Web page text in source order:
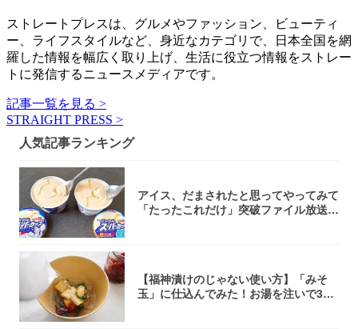
ストレートプレスは、グルメやファッション、ビューティ
ー、ライフスタイルなど、身近なカテゴリで、日本全国を網
羅した情報を幅広く取り上げ、生活に役立つ情報をストレー
トに発信するニュースメディアです。
記事一覧を見る >
STRAIGHT PRESS >
人気記事ランキング
アイス、だまされたと思ってやってみて
「たったこれだけ」突破ファイル放送で
【福神漬けのじゃない使い方】「みそ
玉」に仕込んでみた！お湯を注いで30